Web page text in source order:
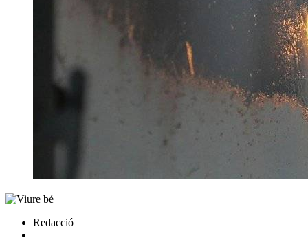
Redacció